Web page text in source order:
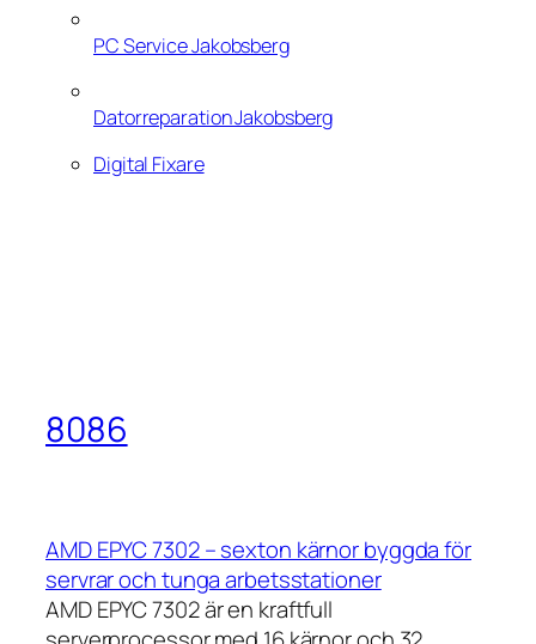
PC Service Jakobsberg
Datorreparation Jakobsberg
Digital Fixare
8086
AMD EPYC 7302 – sexton kärnor byggda för
servrar och tunga arbetsstationer
AMD EPYC 7302 är en kraftfull